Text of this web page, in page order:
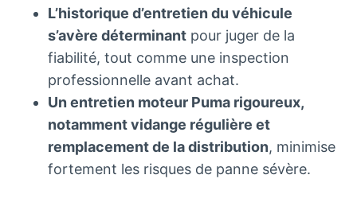
L’historique d’entretien du véhicule
s’avère déterminant pour juger de la
fiabilité, tout comme une inspection
professionnelle avant achat.
Un entretien moteur Puma rigoureux,
notamment vidange régulière et
remplacement de la distribution, minimise
fortement les risques de panne sévère.